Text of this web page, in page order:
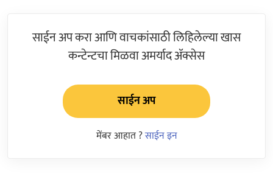
साईन अप करा आणि वाचकांसाठी लिहिलेल्या खास
कन्टेन्टचा मिळवा अमर्याद ॲक्सेस
साईन अप
मेंबर आहात ?साईन इन